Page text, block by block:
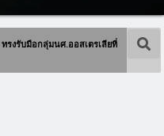
ทรงรับมือกลุ่มนศ.ออสเตรเลียที่